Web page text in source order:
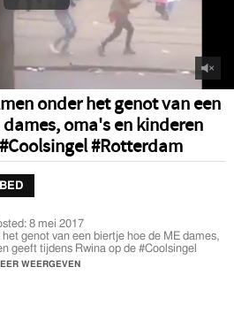
onder het genot van een
oma's en kinderen
#Rotterdam
8 mei 2017
genot van een biertje hoe de ME dames,
geeft tijdens Rwina op de #Coolsingel
#Rotterdam
WEERGEVEN